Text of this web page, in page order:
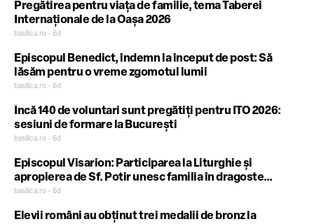
Pregătirea pentru viața de familie, tema Taberei
Internaționale de la Oașa 2026
basilica.ro • 6d
Episcopul Benedict, îndemn la început de post: Să
lăsăm pentru o vreme zgomotul lumii
basilica.ro • 6d
Încă 140 de voluntari sunt pregătiți pentru ITO 2026:
sesiuni de formare la București
basilica.ro • 6d
Episcopul Visarion: Participarea la Liturghie și
apropierea de Sf. Potir unesc familia în dragoste
jertfelnică
basilica.ro • 6d
Elevii români au obținut trei medalii de bronz la